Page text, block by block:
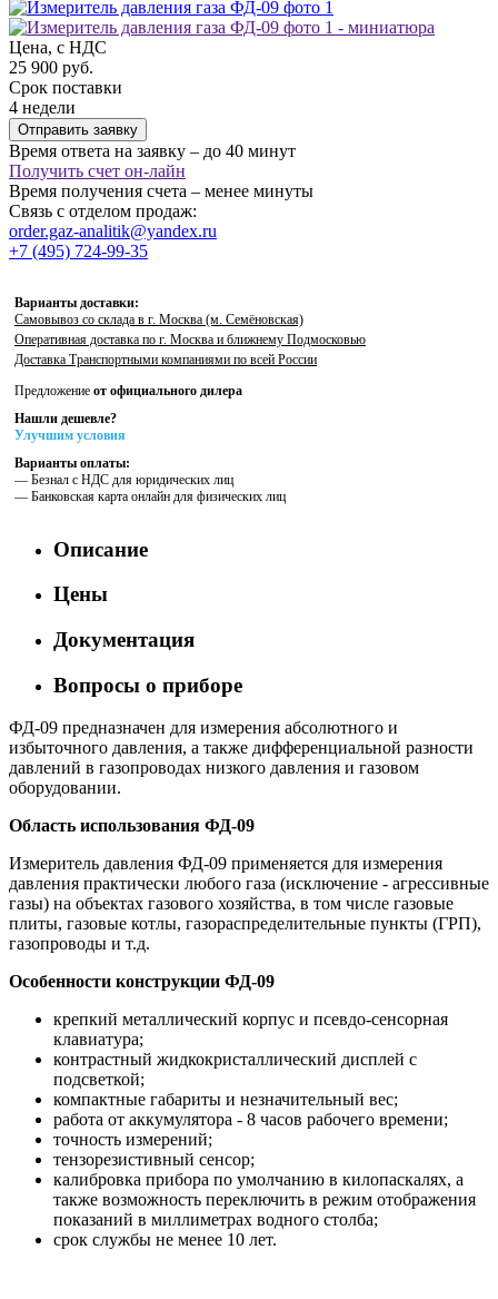
Цена, с НДС
25 900 руб.
Срок поставки
4 недели
Отправить заявку
Время ответа на заявку – до 40 минут
Получить счет он-лайн
Время получения счета – менее минуты
Связь с отделом продаж:
order.gaz-analitik@yandex.ru
+7 (495) 724-99-35
Варианты доставки:
Самовывоз со склада в г. Москва (м. Семёновская)
Оперативная доставка по г. Москва и ближнему Подмосковью
Доставка Транспортными компаниями по всей России
Предложение от официального дилера
Нашли дешевле?
Улучшим условия
Варианты оплаты:
— Безнал с НДС для юридических лиц
— Банковская карта онлайн для физических лиц
Описание
Цены
Документация
Вопросы о приборе
ФД-09 предназначен для измерения абсолютного и
избыточного давления, а также дифференциальной разности
давлений в газопроводах низкого давления и газовом
оборудовании.
Область использования ФД-09
Измеритель давления ФД-09 применяется для измерения
давления практически любого газа (исключение - агрессивные
газы) на объектах газового хозяйства, в том числе газовые
плиты, газовые котлы, газораспределительные пункты (ГРП),
газопроводы и т.д.
Особенности конструкции ФД-09
крепкий металлический корпус и псевдо-сенсорная
клавиатура;
контрастный жидкокристаллический дисплей с
подсветкой;
компактные габариты и незначительный вес;
работа от аккумулятора - 8 часов рабочего времени;
точность измерений;
тензорезистивный сенсор;
калибровка прибора по умолчанию в килопаскалях, а
также возможность переключить в режим отображения
показаний в миллиметрах водного столба;
срок службы не менее 10 лет.